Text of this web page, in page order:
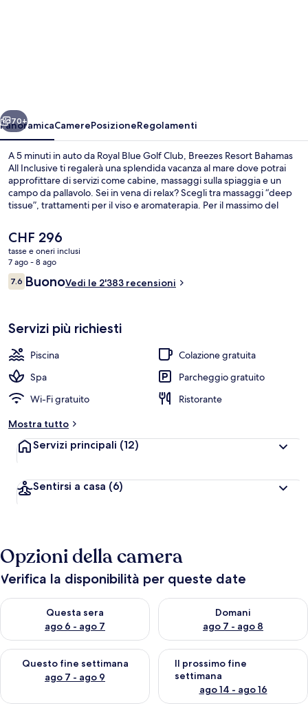
Avanti
70+
PanoramicaCamerePosizioneRegolamenti
A 5 minuti in auto da Royal Blue Golf Club, Breezes Resort Bahamas
All Inclusive ti regalerà una splendida vacanza al mare dove potrai
approfittare di servizi come cabine, massaggi sulla spiaggia e un
campo da pallavolo. Sei in vena di relax? Scegli tra massaggi “deep
tissue”, trattamenti per il viso e aromaterapia. Per il massimo del
ideale per uno spuntino, mentre per concludere la serata non c'è
niente di meglio del bar/lounge. Gli altri punti di forza della struttura
includono 2 campi da tennis all'aperto, una discoteca e un bar a
bordo piscina. Gli ospiti apprezzano molto la piscina e il personale
gentile.
Il
prezzo
attuale
è
CHF 296
CHF 296
tasse e oneri inclusi
7 ago - 8 ago
Recensioni
7.67.6 su 10
BuonoVedi le 2'383 recensioni
Servizi più richiesti
Piscina
Colazione gratuita
Spa
Parcheggio gratuito
Wi-Fi gratuito
Ristorante
Mostra tutto
Servizi principali (12)
Sentirsi a casa (6)
Opzioni della camera
Verifica la disponibilità per queste date
Questa sera
ago 6 - ago 7
Verifica la disponibilità per questa sera, ago 6 - ago 7
Domani
ago 7 - ago 8
Verifica la disponibilità per
Questo fine settimana
ago 7 - ago 9
Verifica la disponibilità per questo fine settimana, ago 7 - ago
Il prossimo fine
settimana
ago 14 - ago 16
Verifica la disponibilità per il